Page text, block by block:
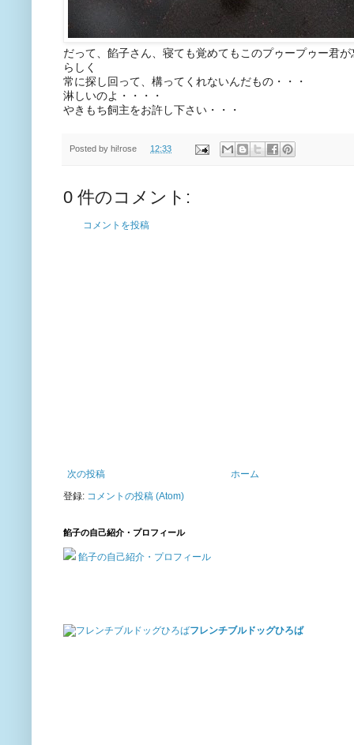
だって、餡子さん、寝ても覚めてもこのプゥープゥー君
らしく
常に探し回って、構ってくれないんだもの・・・
淋しいのよ・・・・
やきもち飼主をお許し下さい・・・
Posted by hi!rose 12:33
0 件のコメント:
コメントを投稿
次の投稿
ホーム
登録: コメントの投稿 (Atom)
餡子の自己紹介・プロフィール
餡子の自己紹介・プロフィール
フレンチブルドッグひろば